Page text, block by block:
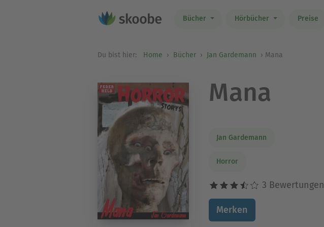
Bücher Hörbücher Preise
Du bist hier: Home Bücher Jan Gardemann Mana
Mana
Jan Gardemann
Horror
3 Bewertungen
Merken